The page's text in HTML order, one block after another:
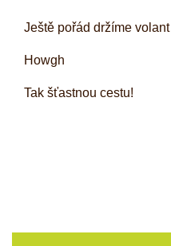
Ještě pořád držíme
Howgh
Tak šťastnou cestu!